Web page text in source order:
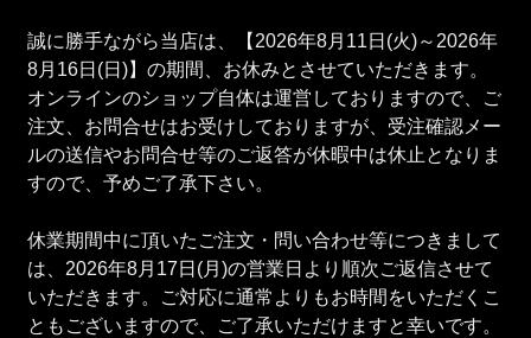
誠に勝手ながら当店は、【2026年8月11日(火)～2026年
8月16日(日)】の期間、お休みとさせていただきます。
オンラインのショップ自体は運営しておりますので、ご
注文、お問合せはお受けしておりますが、受注確認メー
ルの送信やお問合せ等のご返答が休暇中は休止となりま
すので、予めご了承下さい。
休業期間中に頂いたご注文・問い合わせ等につきまして
は、2026年8月17日(月)の営業日より順次ご返信させて
いただきます。ご対応に通常よりもお時間をいただくこ
ともございますので、ご了承いただけますと幸いです。